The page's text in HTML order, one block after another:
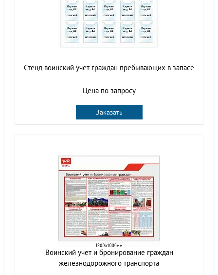
Стенд воинский учет граждан пребывающих в запасе
Цена по запросу
Заказать
Воинский учет и бронирование граждан
железнодорожного транспорта